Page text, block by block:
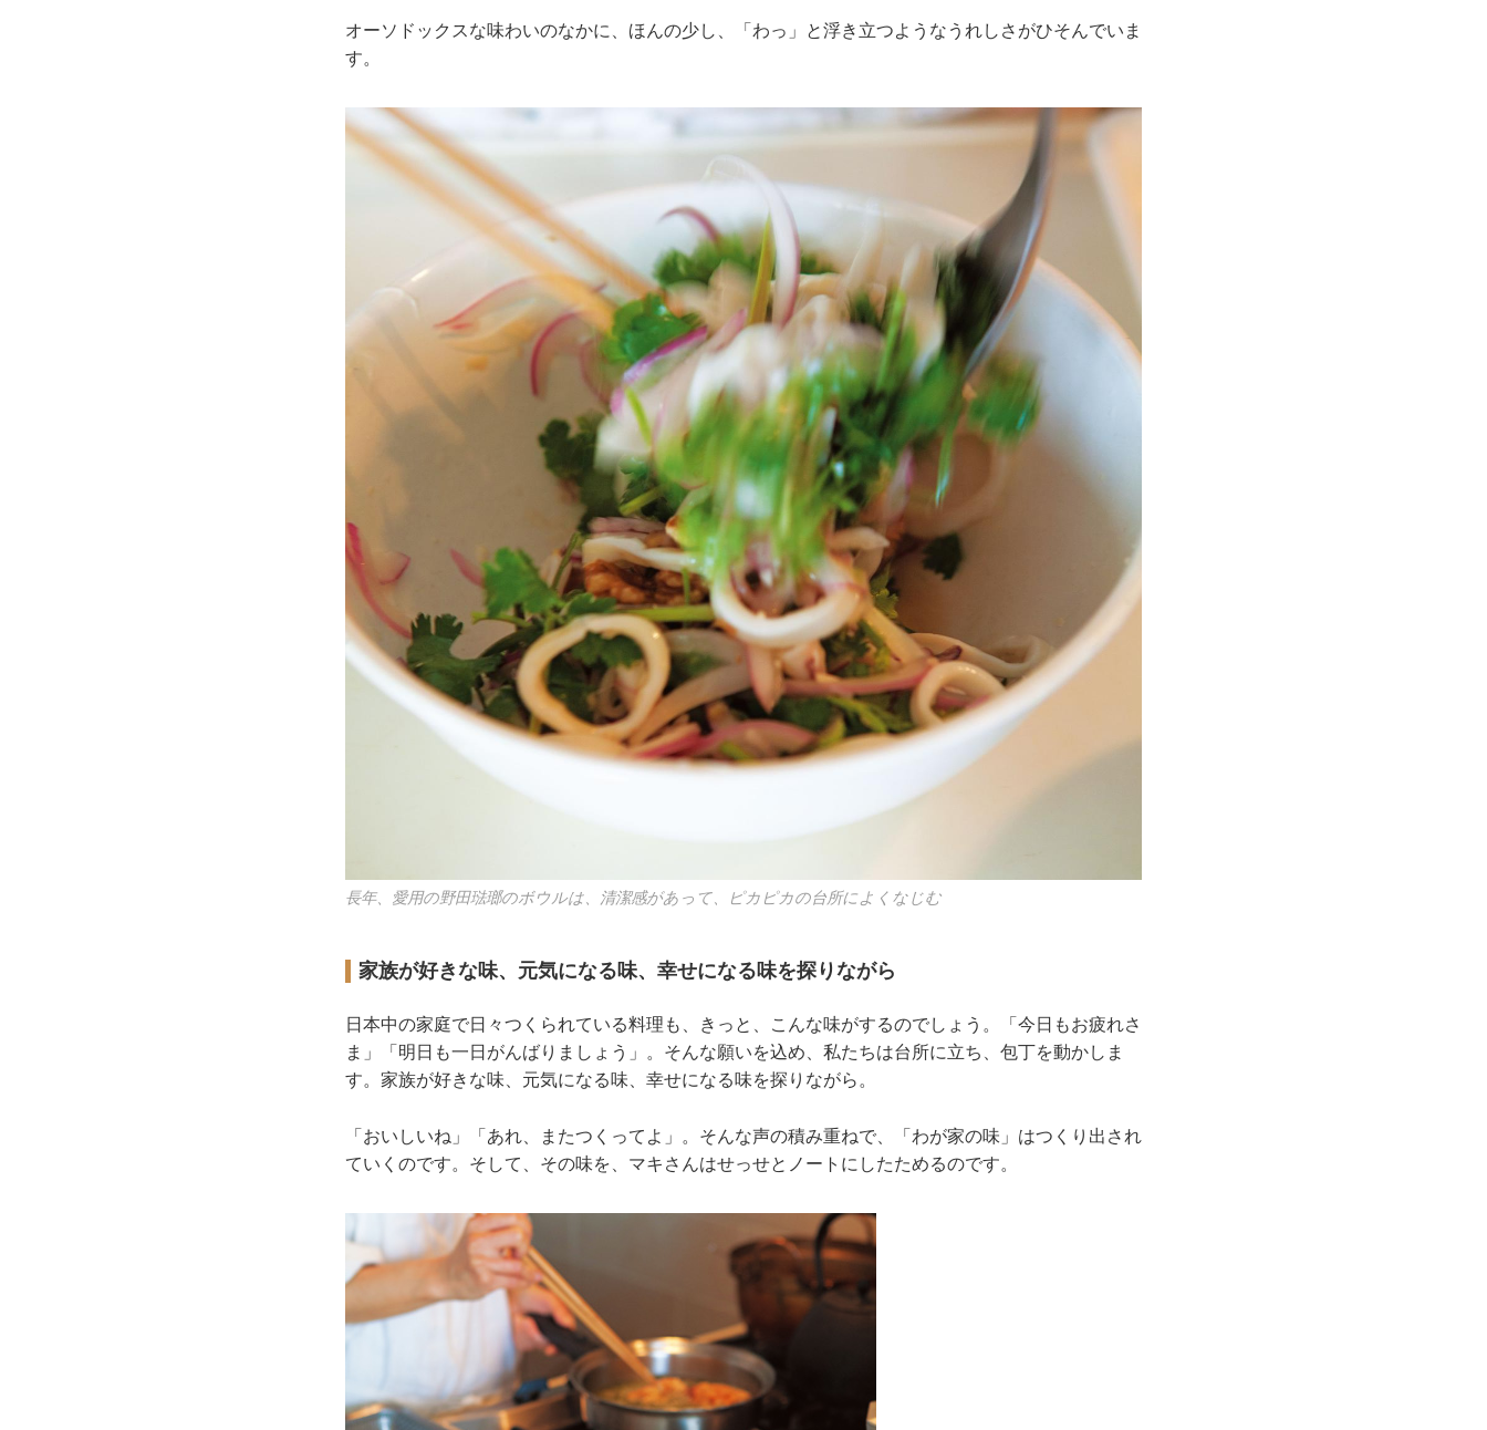
オーソドックスな味わいのなかに、ほんの少し、「わっ」と浮き立つようなうれしさがひそんでいま
す。
長年、愛用の野田琺瑯のボウルは、清潔感があって、ピカピカの台所によくなじむ
家族が好きな味、元気になる味、幸せになる味を探りながら
日本中の家庭で日々つくられている料理も、きっと、こんな味がするのでしょう。「今日もお疲れさ
ま」「明日も一日がんばりましょう」。そんな願いを込め、私たちは台所に立ち、包丁を動かしま
す。家族が好きな味、元気になる味、幸せになる味を探りながら。
「おいしいね」「あれ、またつくってよ」。そんな声の積み重ねで、「わが家の味」はつくり出され
ていくのです。そして、その味を、マキさんはせっせとノートにしたためるのです。